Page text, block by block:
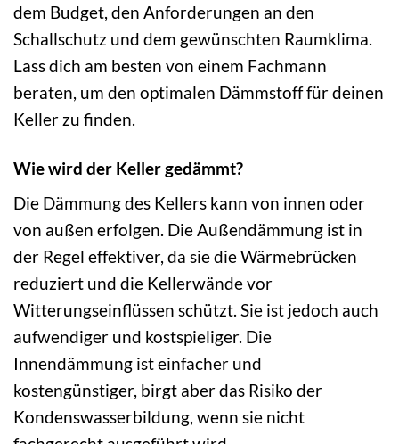
dem Budget, den Anforderungen an den
Schallschutz und dem gewünschten Raumklima.
Lass dich am besten von einem Fachmann
beraten, um den optimalen Dämmstoff für deinen
Keller zu finden.
Wie wird der Keller gedämmt?
Die Dämmung des Kellers kann von innen oder
von außen erfolgen. Die Außendämmung ist in
der Regel effektiver, da sie die Wärmebrücken
reduziert und die Kellerwände vor
Witterungseinflüssen schützt. Sie ist jedoch auch
aufwendiger und kostspieliger. Die
Innendämmung ist einfacher und
kostengünstiger, birgt aber das Risiko der
Kondenswasserbildung, wenn sie nicht